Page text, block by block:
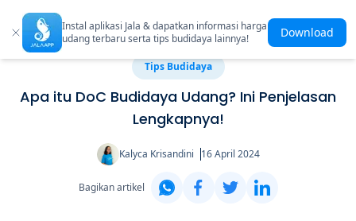
Instal aplikasi Jala & dapatkan informasi harga
udang terbaru serta tips budidaya lainnya!
Download
Tips Budidaya
Apa itu DoC Budidaya Udang? Ini Penjelasan
Lengkapnya!
Kalyca Krisandini 16 April 2024
Bagikan artikel